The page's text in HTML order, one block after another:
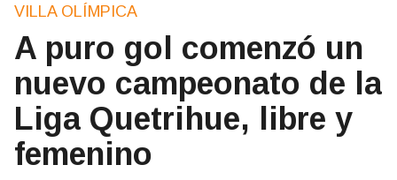
VILLA OLÍMPICA
A puro gol comenzó un
nuevo campeonato de la
Liga Quetrihue, libre y
femenino